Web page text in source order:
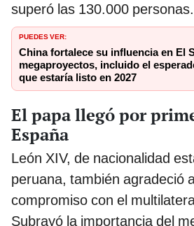
superó las 130.000 personas.
PUEDES VER:
China fortalece su influencia en El
megaproyectos, incluido el
que estaría listo en 2027
El papa llegó por
España
León XIV, de nacionalidad
peruana, también agradeció
compromiso con el
Subrayó la importancia del